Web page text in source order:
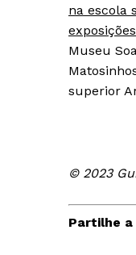
na escola
Museu
superior
© 2023
Partilhe a